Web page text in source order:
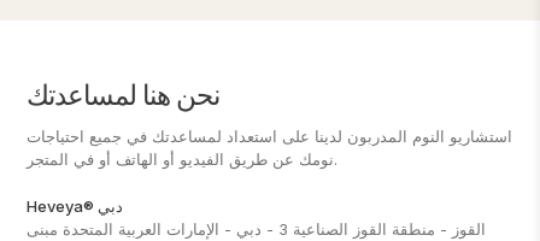
نحن هنا لمساعدتك
استشاريو النوم المدربون لدينا على استعداد لمساعدتك في جميع احتياجات
نومك عن طريق الفيديو أو الهاتف أو في المتجر.
Heveya® دبي
القوز - منطقة القوز الصناعية 3 - دبي - الإمارات العربية المتحدة مبنى